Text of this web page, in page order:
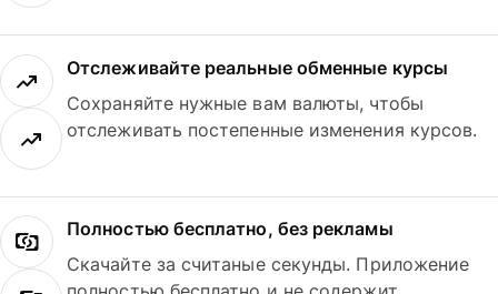
Отслеживайте реальные обменные курсы
Сохраняйте нужные вам валюты, чтобы
отслеживать постепенные изменения курсов.
Полностью бесплатно, без рекламы
Скачайте за считаные секунды. Приложение